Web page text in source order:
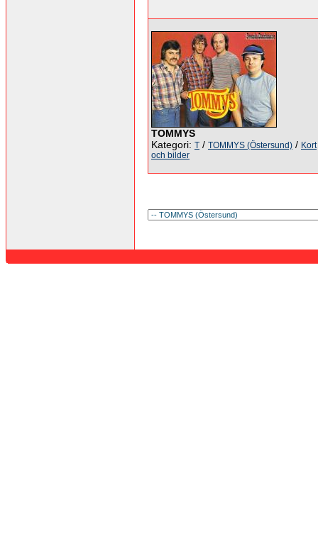
TOMMYS
Kategori: T / TOMMYS (Östersund) / Kort
och bilder